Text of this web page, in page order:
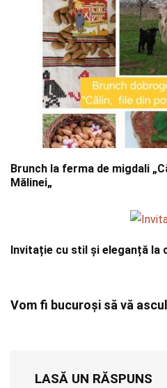
Brunch la ferma de migdali
Mălinei„
Invitație cu stil și eleganță la
Vom fi bucuroși să vă
LASĂ UN RĂSPUNS